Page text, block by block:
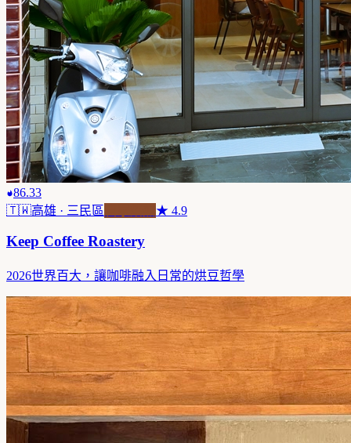
86.33
🇹🇼高雄 · 三民區 ★ 4.9
Keep Coffee Roastery
2026世界百大，讓咖啡融入日常的烘豆哲學